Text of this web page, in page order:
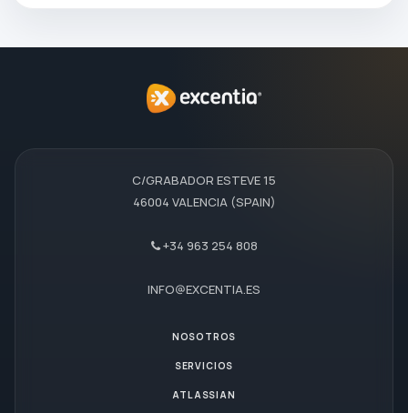
C/GRABADOR ESTEVE 15
46004 VALENCIA (SPAIN)
+34 963 254 808
INFO@EXCENTIA.ES
NOSOTROS
SERVICIOS
ATLASSIAN